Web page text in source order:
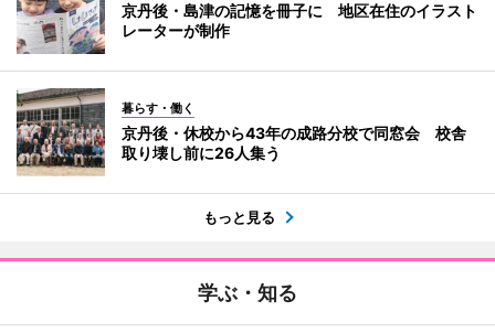
京丹後・島津の記憶を冊子に 地区在住のイラスト
レーターが制作
暮らす・働く
京丹後・休校から43年の成路分校で同窓会 校舎
取り壊し前に26人集う
もっと見る
学ぶ・知る